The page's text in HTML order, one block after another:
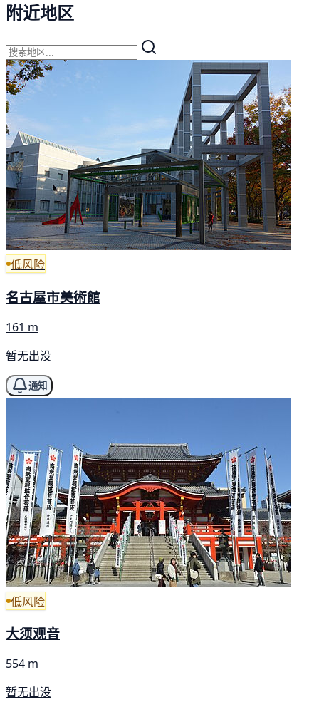
附近地区
低风险
名古屋市美術館
161 m
暂无出没
通知
低风险
大须观音
554 m
暂无出没